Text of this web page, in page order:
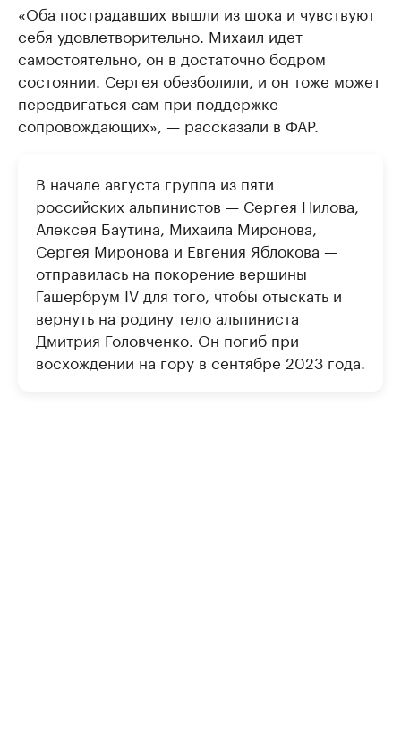
«Оба пострадавших вышли из шока и чувствуют
себя удовлетворительно. Михаил идет
самостоятельно, он в достаточно бодром
состоянии. Сергея обезболили, и он тоже может
передвигаться сам при поддержке
сопровождающих», — рассказали в ФАР.
В начале августа группа из пяти
российских альпинистов — Сергея Нилова,
Алексея Баутина, Михаила Миронова,
Сергея Миронова и Евгения Яблокова —
отправилась на покорение вершины
Гашербрум IV для того, чтобы отыскать и
вернуть на родину тело альпиниста
Дмитрия Головченко. Он погиб при
восхождении на гору в сентябре 2023 года.